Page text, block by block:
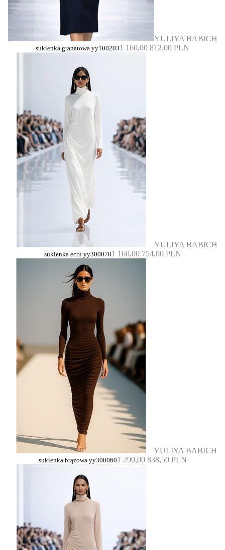
YULIYA BABICH
sukienka granatowa yy1002031 160,00 812,00 PLN
YULIYA BABICH
sukienka ecru yy3000701 160,00 754,00 PLN
YULIYA BABICH
sukienka brązowa yy3000601 290,00 838,50 PLN